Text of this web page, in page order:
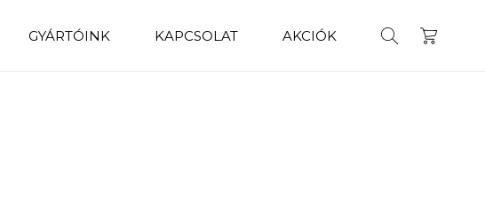
GYÁRTÓINK KAPCSOLAT AKCIÓK